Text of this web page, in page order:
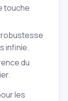
touche
robustesse
infinie.
du
les